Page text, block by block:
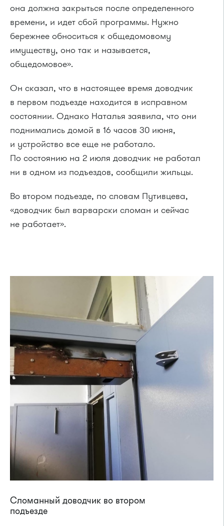
она должна закрыться после определенного
времени, и идет сбой программы. Нужно
бережнее обноситься к общедомовому
имуществу, оно так и называется,
общедомовое».
Он сказал, что в настоящее время доводчик
в первом подъезде находится в исправном
состоянии. Однако Наталья заявила, что они
поднимались домой в 16 часов 30 июня,
и устройство все еще не работало.
По состоянию на 2 июля доводчик не работал
ни в одном из подъездов, сообщили жильцы.
Во втором подъезде, по словам Путивцева,
«доводчик был варварски сломан и сейчас
не работает».
Сломанный доводчик во втором
подъезде